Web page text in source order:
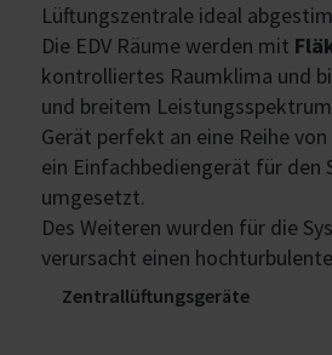
Lüftungszentrale ideal
Die EDV Räume werden mit
kontrolliertes Raumklima und
und breitem
Gerät perfekt an eine Reihe
ein Einfachbediengerät für
umgesetzt.
Des Weiteren wurden für die
verursacht einen
Zentrallüftungsgeräte